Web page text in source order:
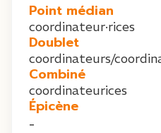
Point médian
coordinateur·rices
Doublet
coordinateurs/
Combiné
coordinateurices
Épicène
-